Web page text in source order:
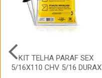
KIT TELHA PARAF SEX
5/16X110 CHV 5/16 DURAX